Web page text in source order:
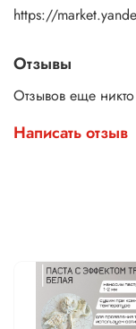
https://
Отзывы
Отзывов еще
Написать отзыв